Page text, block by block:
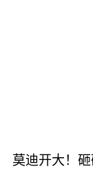
莫迪开大！